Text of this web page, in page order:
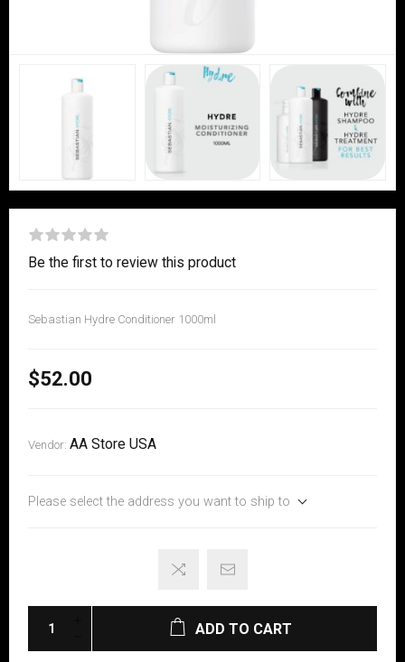
Be the first to review this product
Sebastian Hydre Conditioner 1000ml
$52.00
Vendor: AA Store USA
Please select the address you want to ship to
ADD TO CART